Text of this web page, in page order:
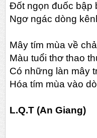
Đốt ngọn đuốc bập
Ngơ ngác dòng
Mây tím mùa về
Màu tuổi thơ thao
Có những làn mây
Hóa tím mùa vào
L.Q.T (An Giang)